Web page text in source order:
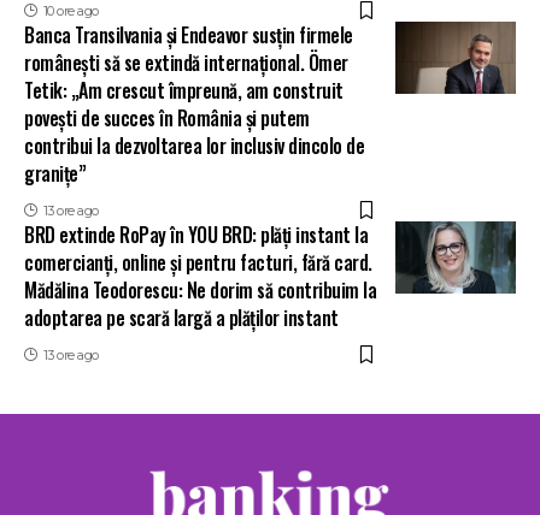
10 ore ago
Banca Transilvania și Endeavor susțin firmele
românești să se extindă internațional. Ömer
Tetik: „Am crescut împreună, am construit
povești de succes în România și putem
contribui la dezvoltarea lor inclusiv dincolo de
granițe”
13 ore ago
BRD extinde RoPay în YOU BRD: plăți instant la
comercianți, online și pentru facturi, fără card.
Mădălina Teodorescu: Ne dorim să contribuim la
adoptarea pe scară largă a plăților instant
13 ore ago